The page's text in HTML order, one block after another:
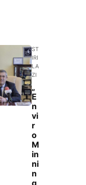
ST
IRI
LA
ZI
„
E
n
vi
r
o
M
in
ni
n
g